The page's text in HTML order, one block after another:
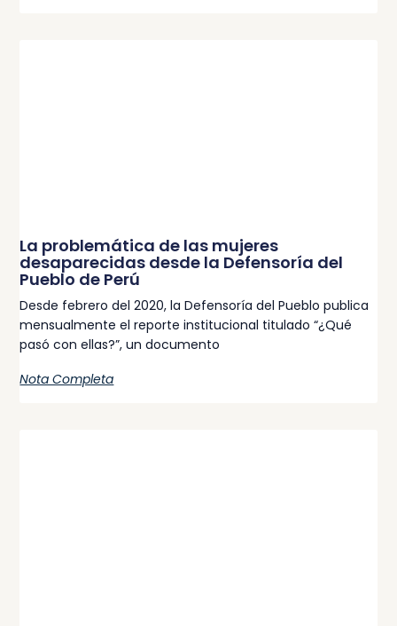
La problemática de las mujeres
desaparecidas desde la Defensoría del
Pueblo de Perú
Desde febrero del 2020, la Defensoría del Pueblo publica
mensualmente el reporte institucional titulado “¿Qué
pasó con ellas?”, un documento
Nota Completa